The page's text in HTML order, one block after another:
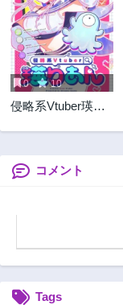
0 10
侵略系Vtuber瑛り
コメント
Tags